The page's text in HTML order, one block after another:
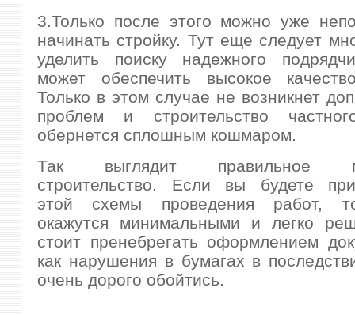
3.Только после этого можно уже
начинать стройку. Тут еще следует
уделить поиску надежного
может обеспечить высокое
Только в этом случае не возникнет
проблем и строительство
обернется сплошным кошмаром.
Так выглядит правильное
строительство. Если вы будете
этой схемы проведения работ,
окажутся минимальными и легко
стоит пренебрегать оформлением
как нарушения в бумагах в
очень дорого обойтись.